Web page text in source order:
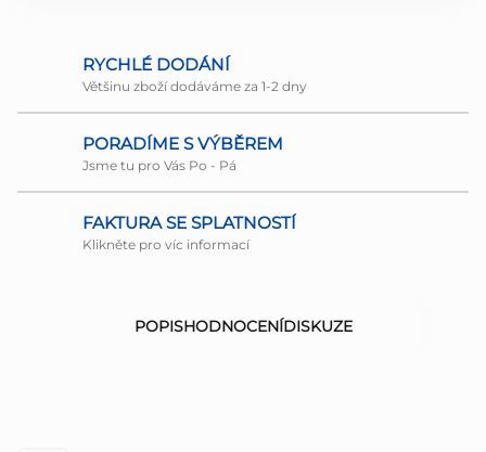
RYCHLÉ DODÁNÍ
Většinu zboží dodáváme za 1-2 dny
PORADÍME S VÝBĚREM
Jsme tu pro Vás Po - Pá
FAKTURA SE SPLATNOSTÍ
Klikněte pro víc informací
POPISHODNOCENÍDISKUZE